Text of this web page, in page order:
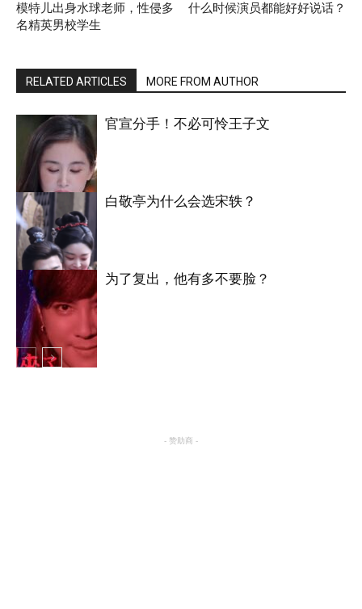
模特儿出身水球老师，性侵多
名精英男校学生
什么时候演员都能好好说话？
RELATED ARTICLES MORE FROM AUTHOR
明星八卦
官宣分手！不必可怜王子文
明星八卦
白敬亭为什么会选宋轶？
为了复出，他有多不要脸？
- 赞助商 -